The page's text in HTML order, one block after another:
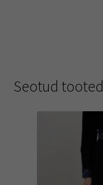
Seotud tooted